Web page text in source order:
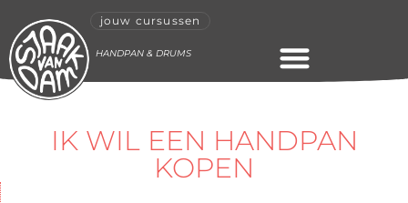
jouw cursussen
HANDPAN & DRUMS
IK WIL EEN HANDPAN
KOPEN